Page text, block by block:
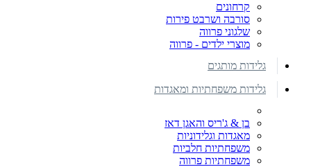
קרחונים
סורבה ושרבט פירות
שלגוני פרווה
מוצרי ילדים - פרווה
גלידות מותגים
גלידות משפחתיות ומאגדות
בן & ג'ריס והאגן דאז
מאגדות וגלידוניות
משפחתיות חלביות
משפחתיות פרווה